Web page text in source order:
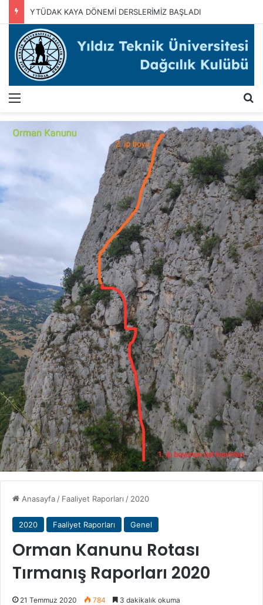
YTÜDAK KAYA DÖNEMİ DERSLERİMİZ BAŞLADI
Menü
Anasayfa / Faaliyet Raporları / 2020
2020 Faaliyet Raporları Genel
Orman Kanunu Rotası
Tırmanış Raporları 2020
21 Temmuz 2020 784 3 dakikalık okuma